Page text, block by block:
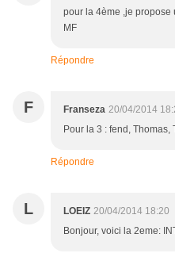
pour la 4ème ,je propose
MF
Répondre
F Franseza 20/04/2014
Pour la 3 : fend,
Répondre
L LOEIZ 20/04/2014 18:20
Bonjour, voici la 2eme: